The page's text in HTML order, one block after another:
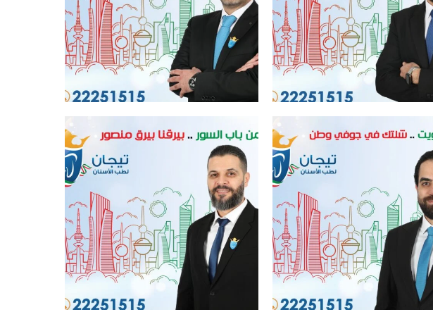
افضل عيادة اسنان في الكويت افضل عيادة اسنان في الكويت
افضل عيادة اسنان في الكويت افضل عيادة اسنان في الكويت